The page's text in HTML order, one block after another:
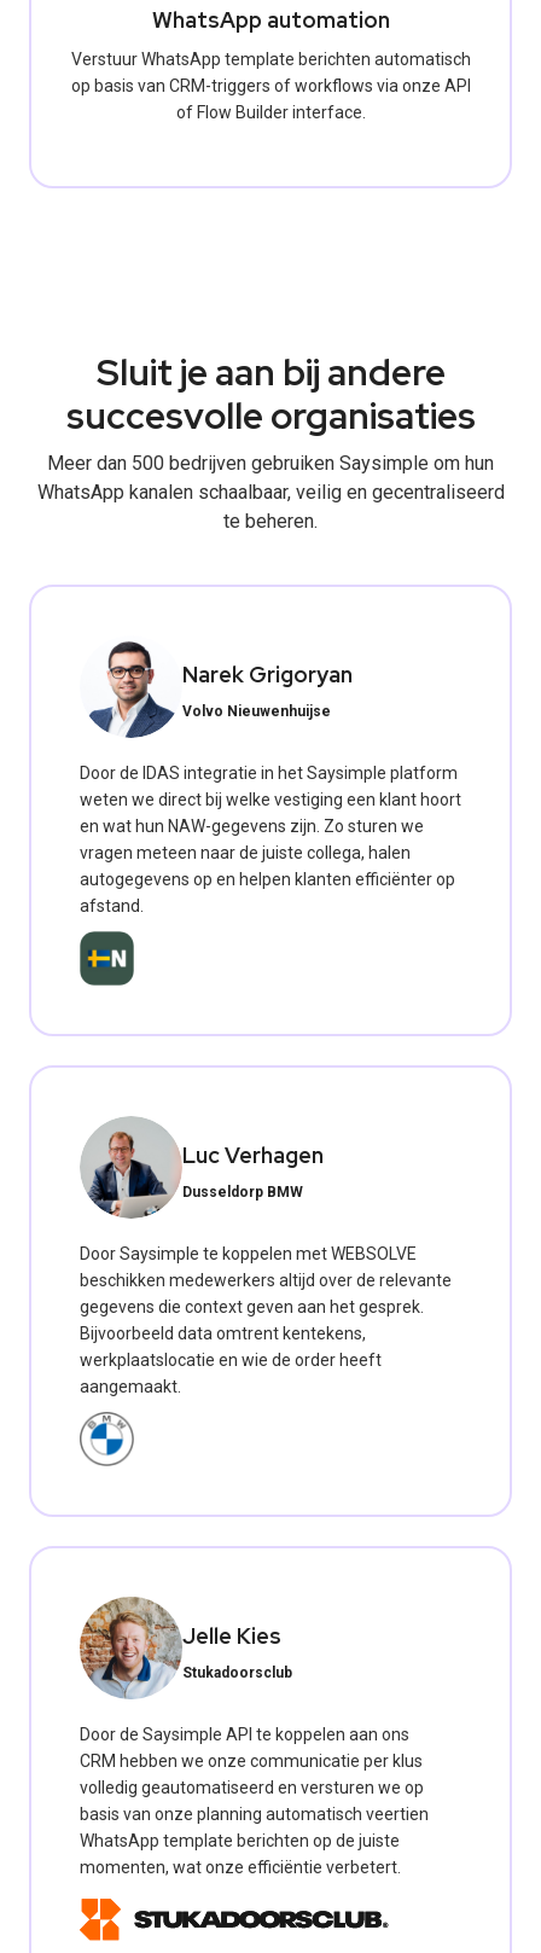
WhatsApp automation
Verstuur WhatsApp template berichten automatisch
op basis van CRM-triggers of workflows via onze API
of Flow Builder interface.
Sluit je aan bij andere
succesvolle organisaties
Meer dan 500 bedrijven gebruiken Saysimple om hun
WhatsApp kanalen schaalbaar, veilig en gecentraliseerd
te beheren.
Narek Grigoryan
Volvo Nieuwenhuijse
Door de IDAS integratie in het Saysimple platform
weten we direct bij welke vestiging een klant hoort
en wat hun NAW-gegevens zijn. Zo sturen we
vragen meteen naar de juiste collega, halen
autogegevens op en helpen klanten efficiënter op
afstand.
Luc Verhagen
Dusseldorp BMW
Door Saysimple te koppelen met WEBSOLVE
beschikken medewerkers altijd over de relevante
gegevens die context geven aan het gesprek.
Bijvoorbeeld data omtrent kentekens,
werkplaatslocatie en wie de order heeft
aangemaakt.
Jelle Kies
Stukadoorsclub
Door de Saysimple API te koppelen aan ons
CRM hebben we onze communicatie per klus
volledig geautomatiseerd en versturen we op
basis van onze planning automatisch veertien
WhatsApp template berichten op de juiste
momenten, wat onze efficiëntie verbetert.